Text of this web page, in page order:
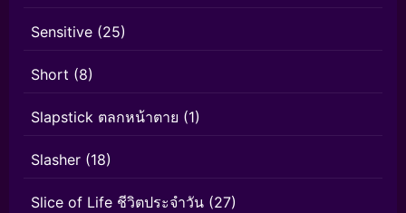
Sensitive (25)
Short (8)
Slapstick ตลกหน้าตาย (1)
Slasher (18)
Slice of Life ชีวิตประจำวัน (27)